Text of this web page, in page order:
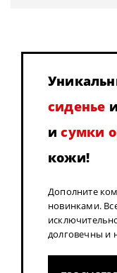
сиденье
исумки
кожи!
Дополните
новинками.
долговечны и